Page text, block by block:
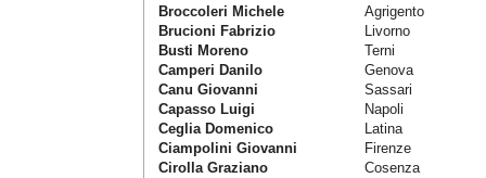
Broccoleri Michele
Agrigento
Brucioni Fabrizio
Livorno
Busti Moreno
Terni
Camperi Danilo
Genova
Canu Giovanni
Sassari
Capasso Luigi
Napoli
Ceglia Domenico
Latina
Ciampolini Giovanni
Firenze
Cirolla Graziano
Cosenza